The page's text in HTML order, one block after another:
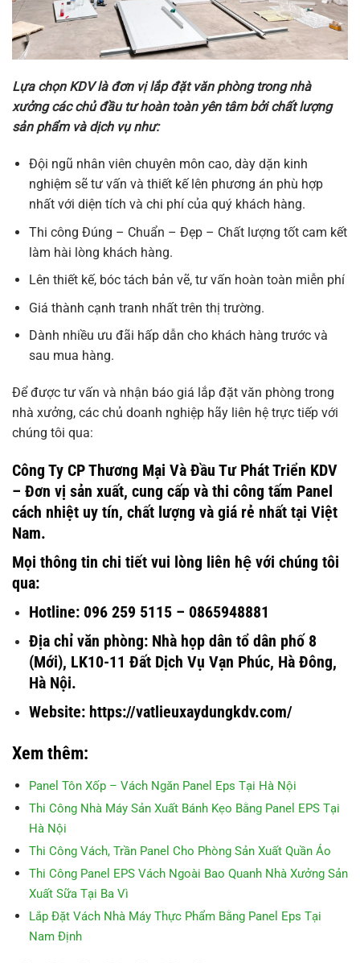
Lựa chọn KDV là đơn vị lắp đặt văn phòng trong nhà
xưởng các chủ đầu tư hoàn toàn yên tâm bởi chất lượng
sản phẩm và dịch vụ như:
Đội ngũ nhân viên chuyên môn cao, dày dặn kinh
nghiệm sẽ tư vấn và thiết kế lên phương án phù hợp
nhất với diện tích và chi phí của quý khách hàng.
Thi công Đúng – Chuẩn – Đẹp – Chất lượng tốt cam kết
làm hài lòng khách hàng.
Lên thiết kế, bóc tách bản vẽ, tư vấn hoàn toàn miễn phí
Giá thành cạnh tranh nhất trên thị trường.
Dành nhiều ưu đãi hấp dẫn cho khách hàng trước và
sau mua hàng.
Để được tư vấn và nhận báo giá lắp đặt văn phòng trong
nhà xưởng, các chủ doanh nghiệp hãy liên hệ trực tiếp với
chúng tôi qua:
Công Ty CP Thương Mại Và Đầu Tư Phát Triển KDV
– Đơn vị sản xuất, cung cấp và thi công tấm Panel
cách nhiệt uy tín, chất lượng và giá rẻ nhất tại Việt
Nam.
Mọi thông tin chi tiết vui lòng liên hệ với chúng tôi
qua:
Hotline: 096 259 5115 – 0865948881
Địa chỉ văn phòng: Nhà họp dân tổ dân phố 8
(Mới), LK10-11 Đất Dịch Vụ Vạn Phúc, Hà Đông,
Hà Nội.
Website: https://vatlieuxaydungkdv.com/
Xem thêm:
Panel Tôn Xốp – Vách Ngăn Panel Eps Tại Hà Nội
Thi Công Nhà Máy Sản Xuất Bánh Kẹo Bằng Panel EPS Tại
Hà Nội
Thi Công Vách, Trần Panel Cho Phòng Sản Xuất Quần Áo
Thi Công Panel EPS Vách Ngoài Bao Quanh Nhà Xưởng Sản
Xuất Sữa Tại Ba Vì
Lắp Đặt Vách Nhà Máy Thực Phẩm Bằng Panel Eps Tại
Nam Định